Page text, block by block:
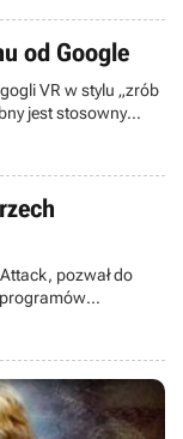
od Google
VR w stylu „zrób
jest stosowny
oraz kilka
recepturki czy
pozwał do
się ich sprzedażą.
który, jeżeli
może zachęci